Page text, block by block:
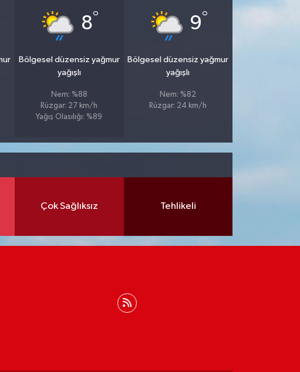
8°
Bölgesel düzensiz yağmur
yağışlı
Nem: %88
Rüzgar: 27 km/h
Yağış Olasılığı: %89
9°
Bölgesel düzensiz yağmur
yağışlı
Nem: %82
Rüzgar: 24 km/h
Çok Sağlıksız Tehlikeli